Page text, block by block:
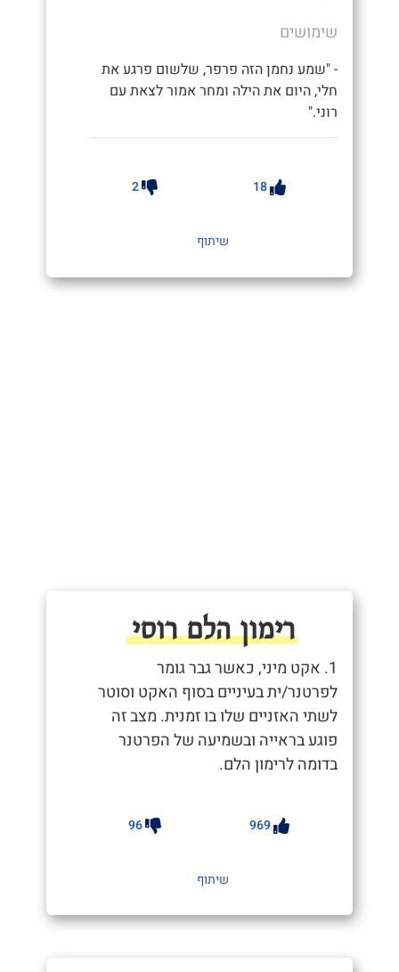
שימושים
- "שמע נחמן הזה פרפר, שלשום פרגע את
חלי, היום את הילה ומחר אמור לצאת עם
רוני."
18
2
שיתוף
רימון הלם רוסי
1. אקט מיני, כאשר גבר גומר
לפרטנר/ית בעיניים בסוף האקט וסוטר
לשתי האזניים שלו בו זמנית. מצב זה
פוגע בראייה ובשמיעה של הפרטנר
בדומה לרימון הלם.
969
96
שיתוף